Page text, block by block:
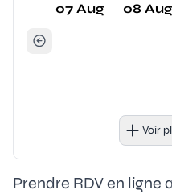
07 Aug
08 Aug
Voir
Prendre RDV en ligne